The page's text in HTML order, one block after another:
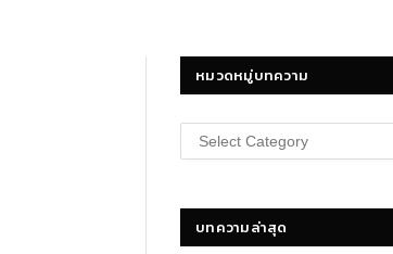
หมวดหมู่บทความ
หมวด
หมู่
บทความล่าสุด